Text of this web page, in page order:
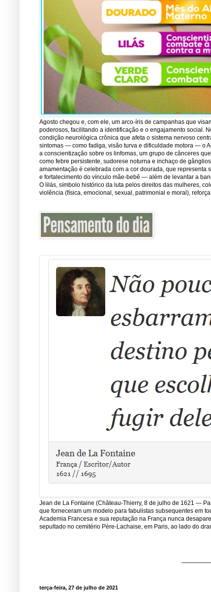
Agosto chegou e, com ele, um arco-íris de campanhas que
poderosos, facilitando a identificação e o engajamento social.
condição neurológica crônica que afeta o sistema nervoso
sintomas — como fadiga, visão turva e dificuldade motora — o
a conscientização sobre os linfomas, um grupo de cânceres
como febre persistente, sudorese noturna e inchaço de
amamentação é celebrada com a cor dourada, que
e fortalecimento do vínculo mãe-bebê — além de levantar a
O lilás, símbolo histórico da luta pelos direitos das mulheres,
violência (física, emocional, sexual, patrimonial e moral),
Jean de La Fontaine (Château-Thierry, 8 de julho de 1621 —
que forneceram um modelo para fabulistas subsequentes em
Academia Francesa e sua reputação na França nunca
sepultado no cemitério Père-Lachaise, em Paris, ao lado do
terça-feira, 27 de julho de 2021